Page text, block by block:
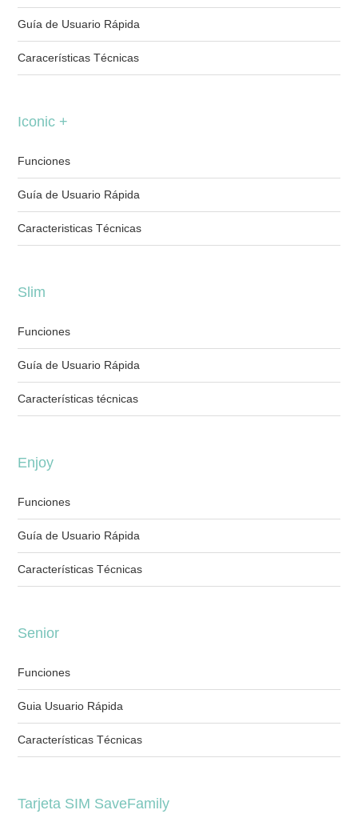
Guía de Usuario Rápida
Caracerísticas Técnicas
Iconic +
Funciones
Guía de Usuario Rápida
Caracteristicas Técnicas
Slim
Funciones
Guía de Usuario Rápida
Características técnicas
Enjoy
Funciones
Guía de Usuario Rápida
Características Técnicas
Senior
Funciones
Guia Usuario Rápida
Características Técnicas
Tarjeta SIM SaveFamily